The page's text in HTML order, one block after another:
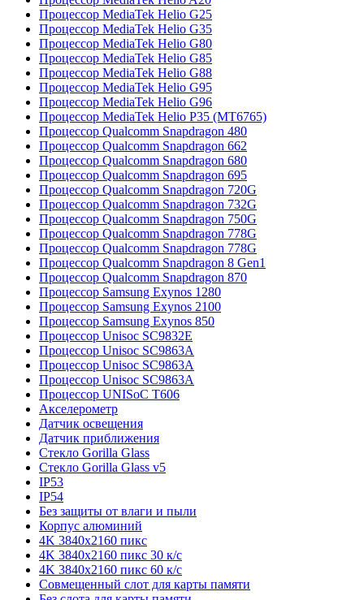
Процессор MediaTek Helio G25
Процессор MediaTek Helio G35
Процессор MediaTek Helio G80
Процессор MediaTek Helio G85
Процессор MediaTek Helio G88
Процессор MediaTek Helio G95
Процессор MediaTek Helio G96
Процессор MediaTek Helio P35 (MT6765)
Процессор Qualcomm Snapdragon 480
Процессор Qualcomm Snapdragon 662
Процессор Qualcomm Snapdragon 680
Процессор Qualcomm Snapdragon 695
Процессор Qualcomm Snapdragon 720G
Процессор Qualcomm Snapdragon 732G
Процессор Qualcomm Snapdragon 750G
Процессор Qualcomm Snapdragon 778G
Процессор Qualcomm Snapdragon 778G
Процессор Qualcomm Snapdragon 8 Gen1
Процессор Qualcomm Snapdragon 870
Процессор Samsung Exynos 1280
Процессор Samsung Exynos 2100
Процессор Samsung Exynos 850
Процессор Unisoc SC9832E
Процессор Unisoc SC9863A
Процессор Unisoc SC9863A
Процессор Unisoc SC9863A
Процессор UNISoC T606
Акселерометр
Датчик освещения
Датчик приближения
Стекло Gorilla Glass
Стекло Gorilla Glass v5
IP53
IP54
Без защиты от влаги и пыли
Корпус алюминий
4K 3840x2160 пикс
4K 3840x2160 пикс 30 к/с
4K 3840x2160 пикс 60 к/с
Совмещенный слот для карты памяти